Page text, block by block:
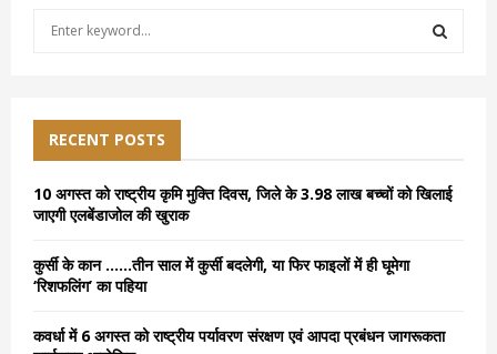
f
o
r
RECENT POSTS
10 अगस्त को राष्ट्रीय कृमि मुक्ति दिवस, जिले के 3.98 लाख बच्चों को खिलाई
जाएगी एलबेंडाजोल की खुराक
कुर्सी के कान ……तीन साल में कुर्सी बदलेगी, या फिर फाइलों में ही घूमेगा
‘रिशफलिंग’ का पहिया
कवर्धा में 6 अगस्त को राष्ट्रीय पर्यावरण संरक्षण एवं आपदा प्रबंधन जागरूकता